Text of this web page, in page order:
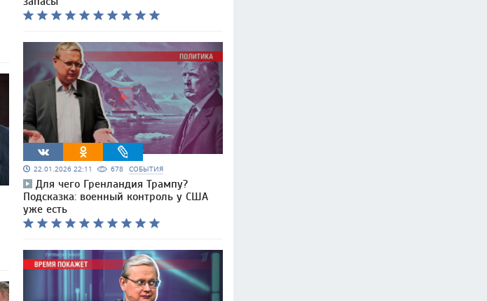
22.01.2026 22:11 678 СОБЫТИЯ
Для чего Гренландия Трампу?
Подсказка: военный контроль у США
уже есть